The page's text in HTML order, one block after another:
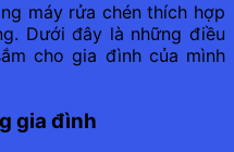
máy rửa chén thích hợp
Dưới đây là những điều
cho gia đình của mình
gia đình